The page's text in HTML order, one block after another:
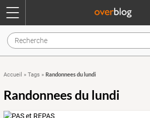
Accueil » Tags » Randonnees du lundi
Randonnees du lundi